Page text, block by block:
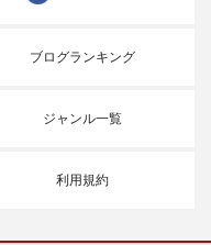
ブログランキング
ジャンル一覧
利用規約